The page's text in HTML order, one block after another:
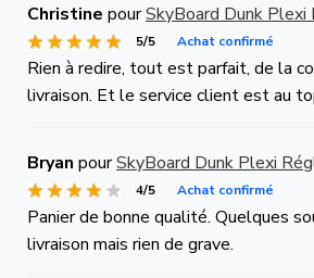
Christine pourSkyBoard Dunk Plexi
5/5 Achat confirmé
Rien à redire, tout est parfait, de la
livraison. Et le service client est au
Bryan pourSkyBoard Dunk Plexi
4/5 Achat confirmé
Panier de bonne qualité. Quelques
livraison mais rien de grave.